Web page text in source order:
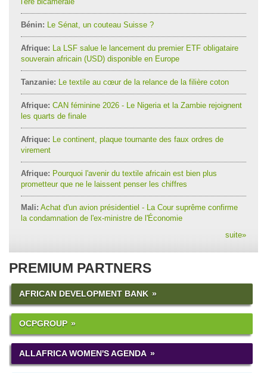
Bénin: Le Sénat, un couteau Suisse ?
Afrique: La LSF salue le lancement du premier ETF obligataire
souverain africain (USD) disponible en Europe
Tanzanie: Le textile au cœur de la relance de la filière coton
Afrique: CAN féminine 2026 - Le Nigeria et la Zambie rejoignent
les quarts de finale
Afrique: Le continent, plaque tournante des faux ordres de
virement
Afrique: Pourquoi l'avenir du textile africain est bien plus
prometteur que ne le laissent penser les chiffres
Mali: Achat d'un avion présidentiel - La Cour suprême confirme
la condamnation de l'ex-ministre de l'Économie
suite»
PREMIUM PARTNERS
AFRICAN DEVELOPMENT BANK
OCPGROUP
ALLAFRICA WOMEN'S AGENDA